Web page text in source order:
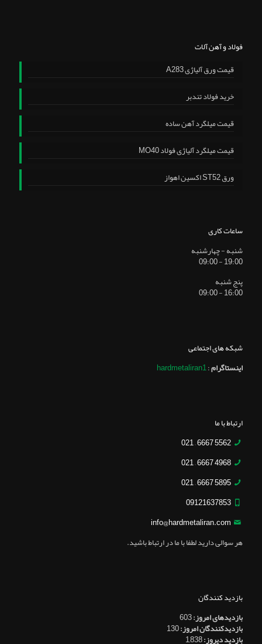
فولاد و آهن آلات
قیمت ورق آلیاژی A283
خرید فولاد تندبر
قیمت میلگرد آهن ساده
قیمت میلگرد آلیاژی فولاد MO40
ورق ST52 اکسین اهواز
ساعات کاری
شنبه - چهارشنبه
19:00 - 09:00
پنج شنبه
16:00 - 09:00
شبکه های اجتماعی
اینستاگرام:
hardmetaliran1
ارتباط با ما
5562 6667 – 021
4968 6667 – 021
5895 6667 – 021
09121637853
info@hardmetaliran.com
هر سوالی دارید لطفا با ما در ارتباط باشید.
بازدید کنندگان
بازدیدهای امروز:603
بازدیدکنندگان امروز:130
بازدید دیروز:1,838